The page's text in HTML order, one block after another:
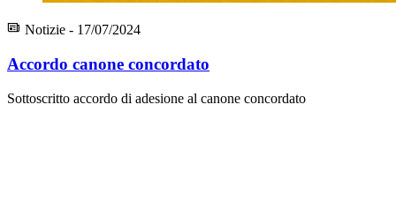
Notizie - 17/07/2024
Accordo canone concordato
Sottoscritto accordo di adesione al canone concordato